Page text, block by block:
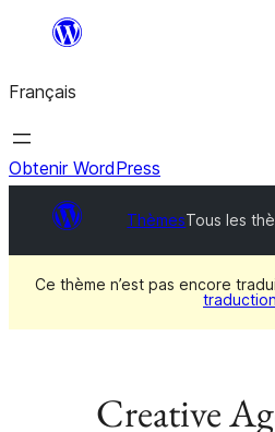
contenu
Français
Obtenir WordPress
ThèmesTous les
Ce thème n’est pas encore
Creative